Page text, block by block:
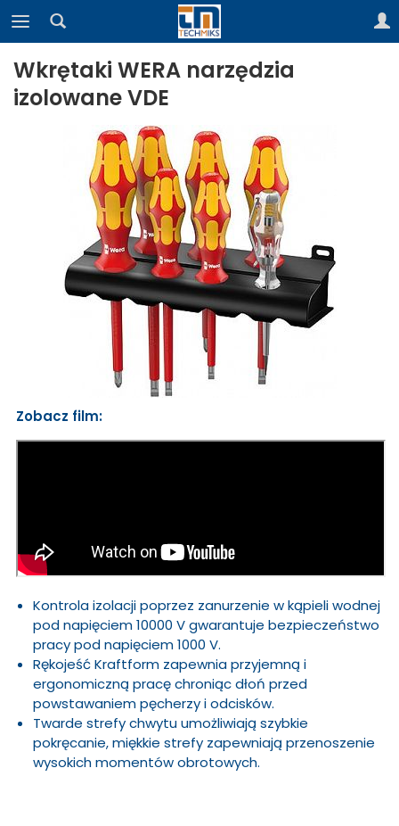
Wkrętaki WERA narzędzia
izolowane VDE
Zobacz film:
Kontrola izolacji poprzez zanurzenie w kąpieli wodnej
pod napięciem 10000 V gwarantuje bezpieczeństwo
pracy pod napięciem 1000 V.
Rękojeść Kraftform zapewnia przyjemną i
ergonomiczną pracę chroniąc dłoń przed
powstawaniem pęcherzy i odcisków.
Twarde strefy chwytu umożliwiają szybkie
pokręcanie, miękkie strefy zapewniają przenoszenie
wysokich momentów obrotowych.